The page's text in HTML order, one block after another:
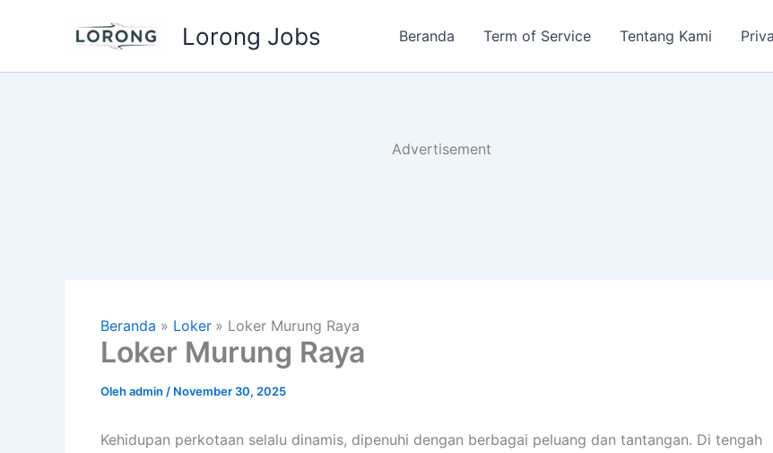
Lorong Jobs Beranda Term of Service Tentang Kami
Advertisement
Beranda Loker Loker Murung Raya
Loker Murung Raya
Olehadmin / November 30, 2025
Kehidupan perkotaan selalu dinamis, dipenuhi dengan berbagai peluang dan tantangan. Di tengah